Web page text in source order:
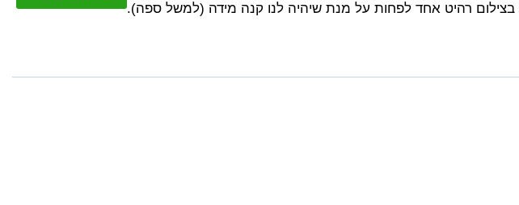
בצילום רהיט אחד לפחות על מנת שיהיה לנו קנה מידה (למשל ספה).